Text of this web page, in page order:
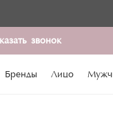
звонок
Бренды Лицо